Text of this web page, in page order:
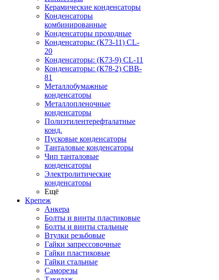
Керамические конденсаторы
Конденсаторы
комбинированные
Конденсаторы проходные
Конденсаторы: (К73-11) CL-
20
Конденсаторы: (К73-9) CL-11
Конденсаторы: (К78-2) CBB-
81
Металлобумажные
конденсаторы
Металлопленочные
конденсаторы
Полиэтилентерефталатные
конд.
Пусковые конденсаторы
Танталовые конденсаторы
Чип танталовые
конденсаторы
Электролитические
конденсаторы
Ещё
Крепеж
Анкера
Болты и винты пластиковые
Болты и винты стальные
Втулки резьбовые
Гайки запрессовочные
Гайки пластиковые
Гайки стальные
Саморезы